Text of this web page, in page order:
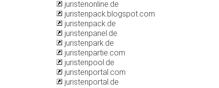
juristenonline.de
juristenpack.blogspot.com
juristenpack.de
juristenpanel.de
juristenpark.de
juristenpartie.com
juristenpool.de
juristenportal.com
juristenportal.de